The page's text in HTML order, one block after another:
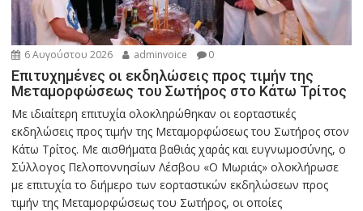
6 Αυγούστου 2026 adminvoice 0
Επιτυχημένες οι εκδηλώσεις προς τιμήν της
Μεταμορφώσεως του Σωτήρος στο Κάτω Τρίτος
Με ιδιαίτερη επιτυχία ολοκληρώθηκαν οι εορταστικές
εκδηλώσεις προς τιμήν της Μεταμορφώσεως του Σωτήρος στον
Κάτω Τρίτος. Με αισθήματα βαθιάς χαράς και ευγνωμοσύνης, ο
Σύλλογος Πελοποννησίων Λέσβου «Ο Μωριάς» ολοκλήρωσε
με επιτυχία το διήμερο των εορταστικών εκδηλώσεων προς
τιμήν της Μεταμορφώσεως του Σωτήρος, οι οποίες